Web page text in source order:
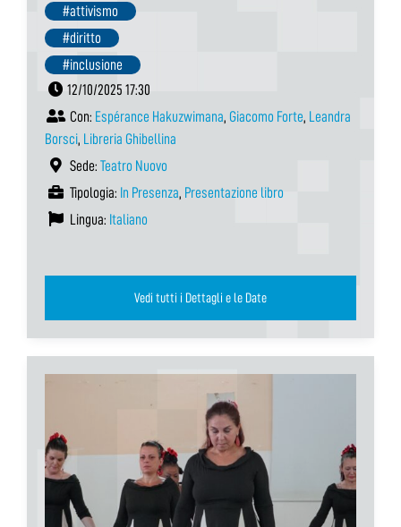
#attivismo
#diritto
#inclusione
12/10/2025 17:30
Con: Espérance Hakuzwimana, Giacomo Forte, Leandra
Borsci, Libreria Ghibellina
Sede: Teatro Nuovo
Tipologia: In Presenza, Presentazione libro
Lingua: Italiano
Vedi tutti i Dettagli e le Date